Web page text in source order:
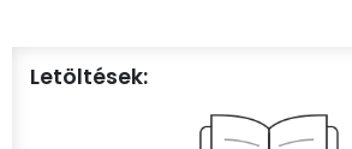
Letöltések: